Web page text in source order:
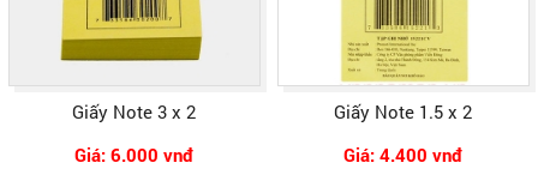
Giấy Note 3 x 2
Giá: 6.000 vnđ
Giấy Note 1.5 x 2
Giá: 4.400 vnđ